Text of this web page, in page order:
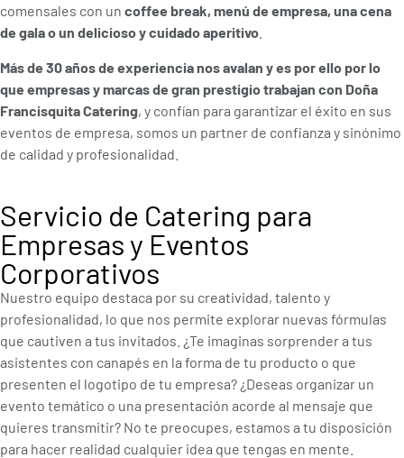
comensales con un coffee break, menú de empresa, una cena
de gala o un delicioso y cuidado aperitivo
Más de 30 años de experiencia nos avalan y es por ello por lo
que empresas y marcas de gran prestigio trabajan con Doña
Francisquita Catering, y confían para garantizar el éxito en sus
eventos de empresa, somos un partner de confianza y sinónimo
de calidad y profesionalidad.
Servicio de Catering para
Empresas y Eventos
Corporativos
Nuestro equipo destaca por su creatividad, talento y
profesionalidad, lo que nos permite explorar nuevas fórmulas
que cautiven a tus invitados. ¿Te imaginas sorprender a tus
asistentes con canapés en la forma de tu producto o que
presenten el logotipo de tu empresa? ¿Deseas organizar un
evento temático o una presentación acorde al mensaje que
quieres transmitir? No te preocupes, estamos a tu disposición
para hacer realidad cualquier idea que tengas en mente.